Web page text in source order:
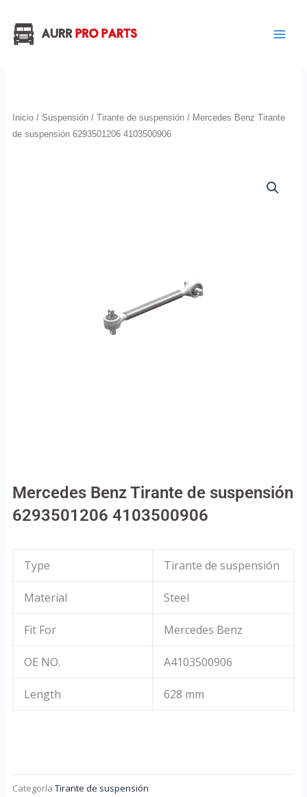
contenido
Inicio/ Suspensión/ Tirante de suspensión/ Mercedes Benz Tirante
de suspensión 6293501206 4103500906
Mercedes Benz Tirante de suspensión
6293501206 4103500906
Type Tirante de suspensión
Material Steel
Fit For Mercedes Benz
OE NO. A4103500906
Length 628 mm
Categoría Tirante de suspensión